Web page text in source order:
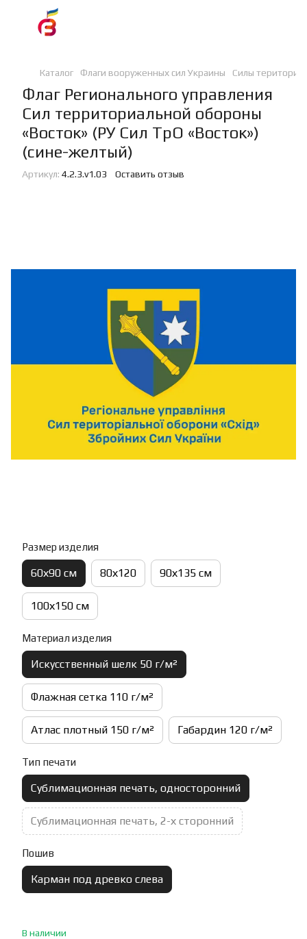
Каталог Флаги вооруженных сил Украины Силы
Флаг Регионального управления
Сил территориальной обороны
«Восток» (РУ Сил ТрО «Восток»)
(сине-желтый)
Артикул: 4.2.3.v1.03 Оставить отзыв
Размер изделия
60х90 см 80х120 90х135 см
100х150 см
Материал изделия
Искусственный шелк 50 г/м²
Флажная сетка 110 г/м²
Атлас плотный 150 г/м² Габардин 120 г/м²
Тип печати
Сублимационная печать, односторонний
Сублимационная печать, 2-х сторонний
Пошив
Карман под древко слева
В наличии